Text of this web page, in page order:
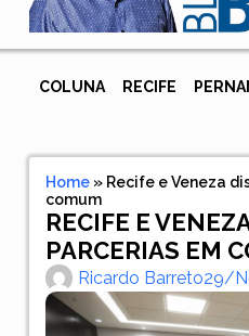
COLUNA RECIFE
Home» Recife e Veneza
comum
RECIFE E
PARCERIAS EM
Ricardo Barreto29/